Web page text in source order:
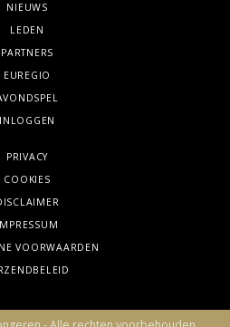
NIEUWS
LEDEN
PARTNERS
EUREGIO
INLOGGEN
PRIVACY
COOKIES
VOORWAARDEN